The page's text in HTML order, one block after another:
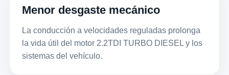
Menor desgaste mecánico
La conducción a velocidades reguladas prolonga
la vida útil del motor 2.2TDI TURBO DIESEL y los
sistemas del vehículo.